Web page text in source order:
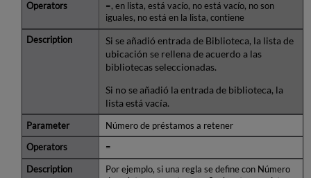
=, en lista, está vacío, no está vacío, no son
iguales, no está en la lista, contiene
Si se añadió entrada de Biblioteca, la lista de
ubicación se rellena de acuerdo a las
bibliotecas seleccionadas.
Si no se añadió la entrada de biblioteca, la
lista está vacía.
Número de préstamos a retener
=
Por ejemplo, si una regla se define con Número